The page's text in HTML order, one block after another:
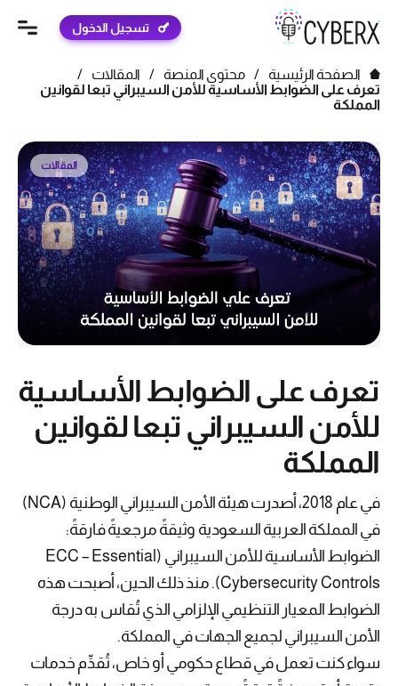
تسجيل الدخول
الصفحة الرئيسية / محتوى المنصة / المقالات
/
تعرف على الضوابط الأساسية للأمن السيبراني تبعا لقوانين
المملكة
المقالات
تعرف على الضوابط الأساسية
للأمن السيبراني تبعا لقوانين
المملكة
في عام 2018، أصدرت هيئة الأمن السيبراني الوطنية (NCA)
في المملكة العربية السعودية وثيقةً مرجعيةً فارقةً:
الضوابط الأساسية للأمن السيبراني (ECC – Essential
Cybersecurity Controls). منذ ذلك الحين، أصبحت هذه
الضوابط المعيار التنظيمي الإلزامي الذي تُقاس به درجة
الأمن السيبراني لجميع الجهات في المملكة.
سواء كنت تعمل في قطاع حكومي أو خاص، تُقدِّم خدمات